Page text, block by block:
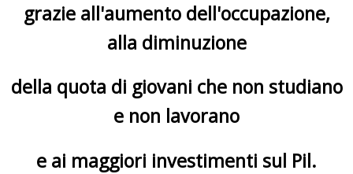
grazie all'aumento dell'occupazione,
alla diminuzione
della quota di giovani che non studiano
e non lavorano
e ai maggiori investimenti sul Pil.